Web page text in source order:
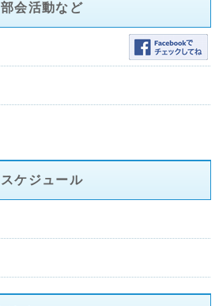
部会活動など
スケジュール